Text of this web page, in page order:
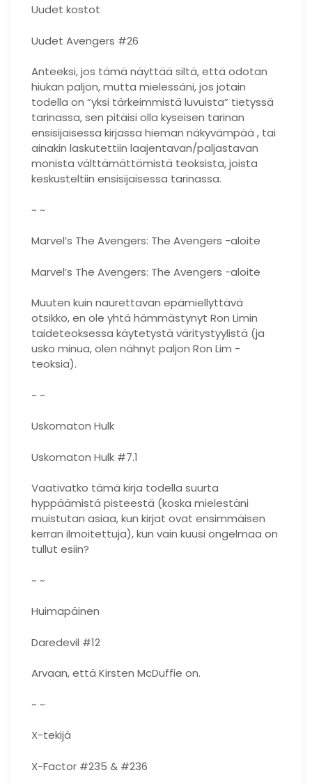
Uudet kostot
Uudet Avengers #26
Anteeksi, jos tämä näyttää siltä, ​​että odotan
hiukan paljon, mutta mielessäni, jos jotain
todella on “yksi tärkeimmistä luvuista” tietyssä
tarinassa, sen pitäisi olla kyseisen tarinan
ensisijaisessa kirjassa hieman näkyvämpää , tai
ainakin laskutettiin laajentavan/paljastavan
monista välttämättömistä teoksista, joista
keskusteltiin ensisijaisessa tarinassa.
~ ~
Marvel’s The Avengers: The Avengers -aloite
Marvel’s The Avengers: The Avengers -aloite
Muuten kuin naurettavan epämiellyttävä
otsikko, en ole yhtä hämmästynyt Ron Limin
taideteoksessa käytetystä väritystyylistä (ja
usko minua, olen nähnyt paljon Ron Lim -
teoksia).
~ ~
Uskomaton Hulk
Uskomaton Hulk #7.1
Vaativatko tämä kirja todella suurta
hyppäämistä pisteestä (koska mielestäni
muistutan asiaa, kun kirjat ovat ensimmäisen
kerran ilmoitettuja), kun vain kuusi ongelmaa on
tullut esiin?
~ ~
Huimapäinen
Daredevil #12
Arvaan, että Kirsten McDuffie on.
~ ~
X-tekijä
X-Factor #235 & #236